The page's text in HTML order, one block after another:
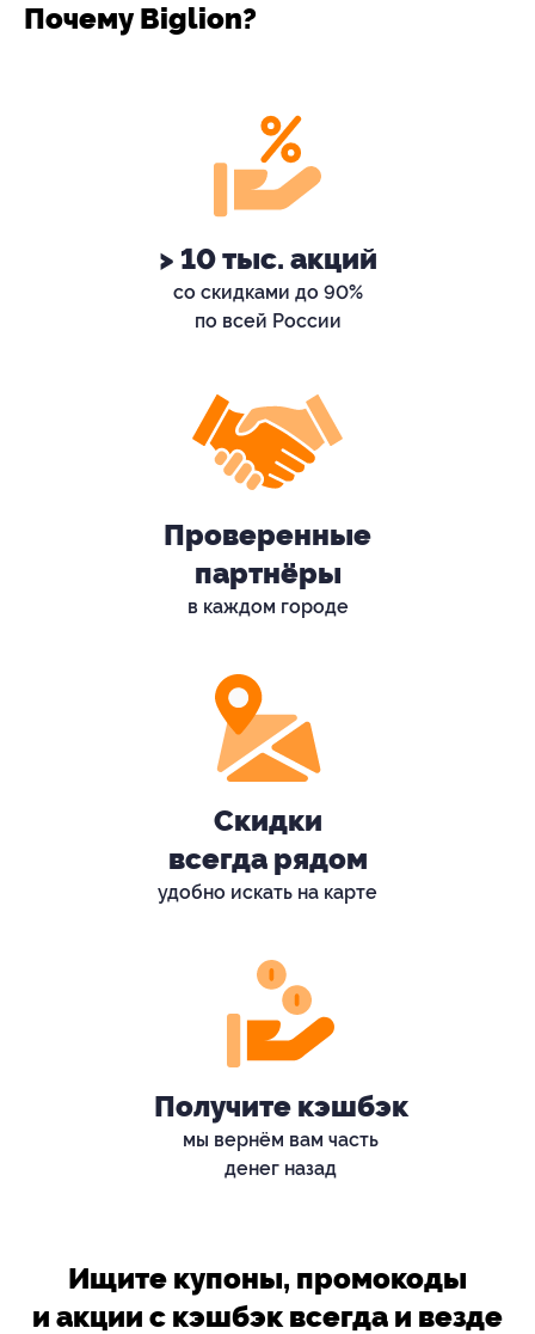
Почему Biglion?
> 10 тыс. акций
со скидками до 90%
по всей России
Проверенные
партнёры
в каждом городе
Скидки
всегда рядом
удобно искать на карте
Получите кэшбэк
мы вернём вам часть
денег назад
Ищите купоны, промокоды
и акции с кэшбэк всегда и везде